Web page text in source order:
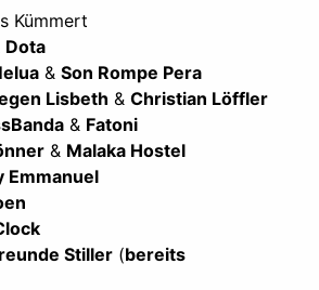
Kümmert
Dota
& Son Rompe Pera
Lisbeth & Christian Löffler
& Fatoni
& Malaka Hostel
Emmanuel
Stiller (bereits